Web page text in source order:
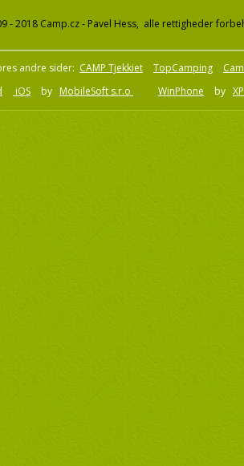
- 2018 Camp.cz - Pavel Hess, alle rettigheder
andre sider: CAMP Tjekkiet TopCamping
iOS by MobileSoft s.r.o WinPhone by